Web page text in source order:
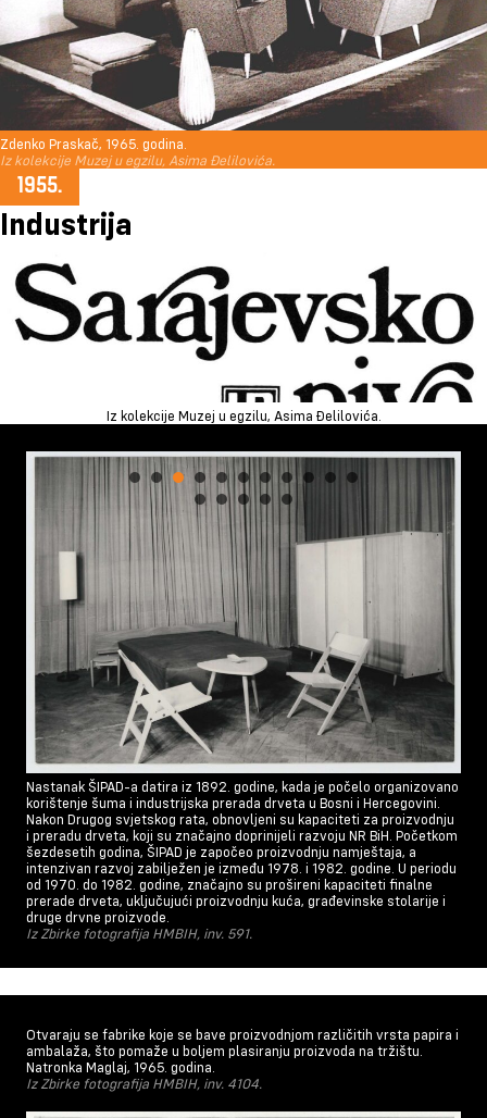
Zdenko Praskač, 1965. godina.
Iz kolekcije Muzej u egzilu, Asima Đelilovića.
Industrija
Iz kolekcije Muzej u egzilu, Asima Đelilovića.
Nastanak ŠIPAD-a datira iz 1892. godine, kada je počelo organizovano
korištenje šuma i industrijska prerada drveta u Bosni i Hercegovini.
Nakon Drugog svjetskog rata, obnovljeni su kapaciteti za proizvodnju
i preradu drveta, koji su značajno doprinijeli razvoju NR BiH. Početkom
šezdesetih godina, ŠIPAD je započeo proizvodnju namještaja, a
intenzivan razvoj zabilježen je između 1978. i 1982. godine. U periodu
od 1970. do 1982. godine, značajno su prošireni kapaciteti finalne
prerade drveta, uključujući proizvodnju kuća, građevinske stolarije i
druge drvne proizvode.
Iz Zbirke fotografija HMBIH, inv. 591.
Otvaraju se fabrike koje se bave proizvodnjom različitih vrsta papira i
ambalaža, što pomaže u boljem plasiranju proizvoda na tržištu.
Natronka Maglaj, 1965. godina.
Iz Zbirke fotografija HMBIH, inv. 4104.